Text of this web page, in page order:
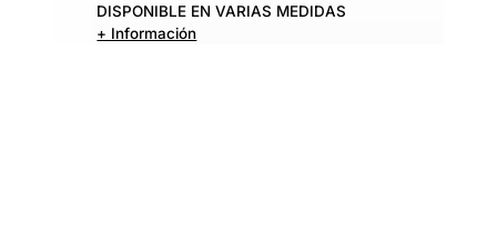
DISPONIBLE EN VARIAS MEDIDAS
+ Información